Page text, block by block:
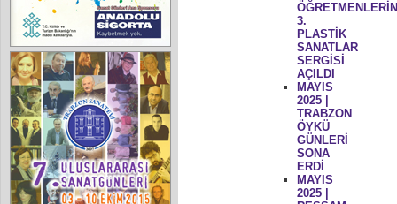
3.
PLASTİK
SANATLAR
SERGİSİ
AÇILDI
MAYIS
2025 |
TRABZON
ÖYKÜ
GÜNLERİ
SONA
ERDİ
MAYIS
2025 |